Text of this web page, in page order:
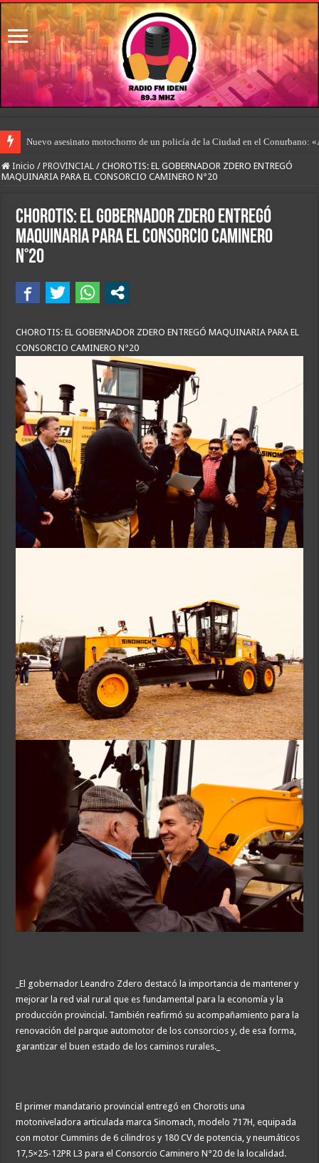
Nuevo asesinato motochorro de un policía de la Ciudad en el Conurbano:
Inicio / PROVINCIAL / CHOROTIS: EL GOBERNADOR ZDERO ENTREGÓ
MAQUINARIA PARA EL CONSORCIO CAMINERO N°20
CHOROTIS: EL GOBERNADOR ZDERO ENTREGÓ
MAQUINARIA PARA EL CONSORCIO CAMINERO
N°20
CHOROTIS: EL GOBERNADOR ZDERO ENTREGÓ MAQUINARIA PARA EL
CONSORCIO CAMINERO N°20
_El gobernador Leandro Zdero destacó la importancia de mantener y
mejorar la red vial rural que es fundamental para la economía y la
producción provincial. También reafirmó su acompañamiento para la
renovación del parque automotor de los consorcios y, de esa forma,
garantizar el buen estado de los caminos rurales._
El primer mandatario provincial entregó en Chorotis una
motoniveladora articulada marca Sinomach, modelo 717H, equipada
con motor Cummins de 6 cilindros y 180 CV de potencia, y neumáticos
17,5×25-12PR L3 para el Consorcio Caminero N°20 de la localidad.